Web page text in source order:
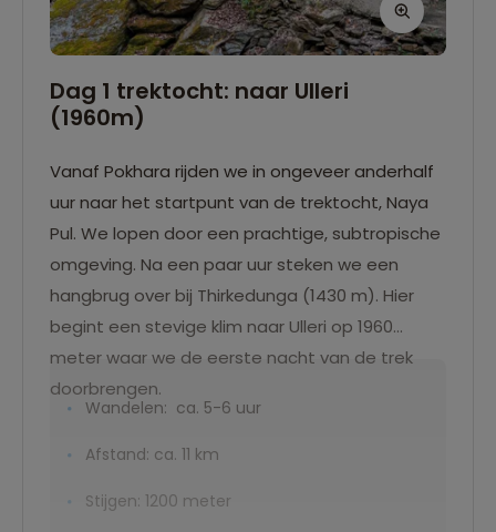
Dag 1 trektocht: naar Ulleri
(1960m)
Vanaf Pokhara rijden we in ongeveer anderhalf
uur naar het startpunt van de trektocht, Naya
Pul. We lopen door een prachtige, subtropische
omgeving. Na een paar uur steken we een
hangbrug over bij Thirkedunga (1430 m). Hier
begint een stevige klim naar Ulleri op 1960
meter waar we de eerste nacht van de trek
doorbrengen.
Wandelen: ca. 5-6 uur
Afstand: ca. 11 km
Stijgen: 1200 meter